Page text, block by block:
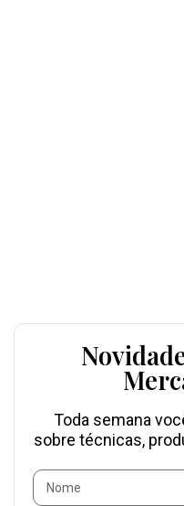
Toda semana
sobre técnicas,